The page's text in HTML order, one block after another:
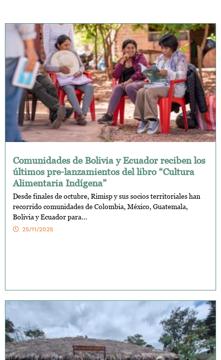
Comunidades de Bolivia y Ecuador reciben los
últimos pre-lanzamientos del libro “Cultura
Alimentaria Indígena”
Desde finales de octubre, Rimisp y sus socios territoriales han
recorrido comunidades de Colombia, México, Guatemala,
Bolivia y Ecuador para...
25/11/2025